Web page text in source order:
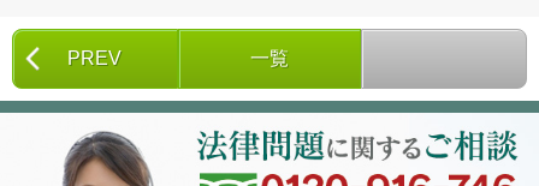
PREV 一覧